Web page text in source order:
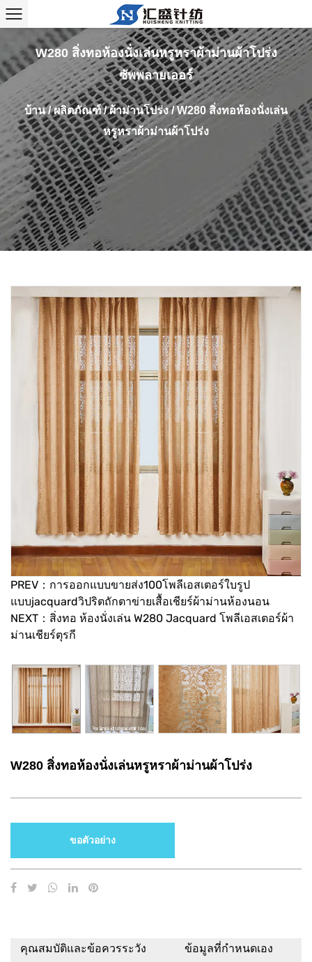
W280 สิ่งทอห้องนั่งเล่นหรูหราผ้าม่านผ้าโปร่ง
ซัพพลายเออร์
บ้าน/ผลิตภัณฑ์/ผ้าม่านโปร่ง/W280 สิ่งทอห้องนั่งเล่น
หรูหราผ้าม่านผ้าโปร่ง
PREV：การออกแบบขายส่ง100โพลีเอสเตอร์ใบรูป
แบบjacquardวิปริตถักตาข่ายเสื้อเชียร์ผ้าม่านห้องนอน
NEXT：สิ่งทอ ห้องนั่งเล่น W280 Jacquard โพลีเอสเตอร์ผ้า
ม่านเชียร์ตุรกี
W280 สิ่งทอห้องนั่งเล่นหรูหราผ้าม่านผ้าโปร่ง
ขอตัวอย่าง
คุณสมบัติและข้อควรระวัง
ข้อมูลที่กำหนดเอง